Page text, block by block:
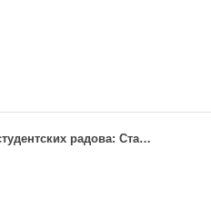
Изложба студентских радова: Стамбена архитектура у Србији у 19. и почетком 20. века